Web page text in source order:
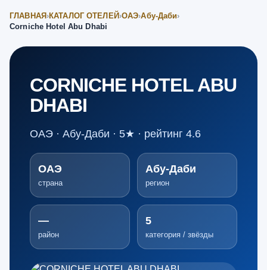
ГЛАВНАЯ ›КАТАЛОГ ОТЕЛЕЙ ›ОАЭ›Абу-Даби›
Corniche Hotel Abu Dhabi
CORNICHE HOTEL ABU
DHABI
ОАЭ · Абу-Даби · 5★ · рейтинг 4.6
ОАЭ
страна
Абу-Даби
регион
—
район
5
категория / звёзды